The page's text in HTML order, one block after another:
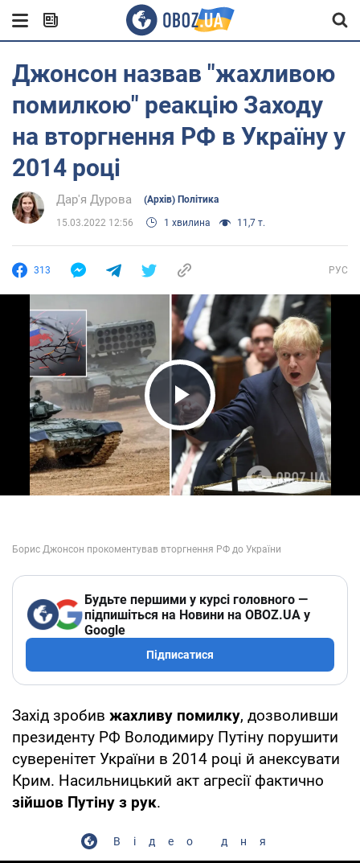
Джонсон назвав "жахливою
помилкою" реакцію Заходу
на вторгнення РФ в Україну у
2014 році
Дар'я Дурова (Архів) Політика
15.03.2022 12:56 1 хвилина 11,7 т.
313 РУС
Play Video
Будьте першими у курсі головного —
підпишіться на Новини на OBOZ.UA у
Google
Підписатися
Захід зробив жахливу помилку, дозволивши
президенту РФ Володимиру Путіну порушити
суверенітет України в 2014 році й анексувати
Крим. Насильницький акт агресії фактично
зійшов Путіну з рук.
Відео дня